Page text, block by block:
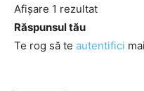
Afișare 1 rezultat
Răspunsul tău
Te rog să te autentifici